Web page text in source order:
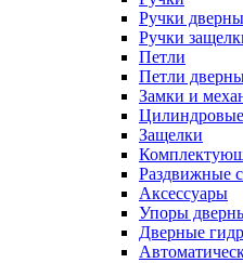
Ручки
Ручки
Петли
Петли
Замки и
Защелки
Раздвижные
Аксессуары
Упоры
Дверные